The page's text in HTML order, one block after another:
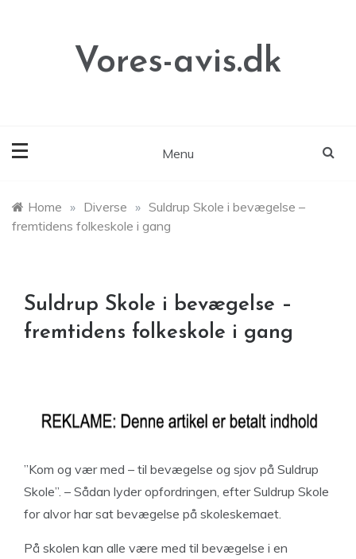
Vores-avis.dk
Menu
Home » Diverse » Suldrup Skole i bevægelse –
fremtidens folkeskole i gang
Suldrup Skole i bevægelse –
fremtidens folkeskole i gang
”Kom og vær med – til bevægelse og sjov på Suldrup
Skole”. – Sådan lyder opfordringen, efter Suldrup Skole
for alvor har sat bevægelse på skoleskemaet.
På skolen kan alle være med til bevægelse i en